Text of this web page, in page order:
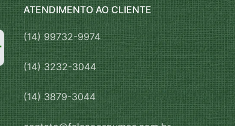
ATENDIMENTO AO CLIENTE
(14) 99732-9974
(14) 3232-3044
(14) 3879-3044